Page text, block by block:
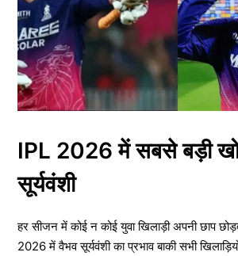
IPL 2026 में सबसे बड़ी
सूर्यवंशी
हर सीजन में कोई न कोई युवा खिलाड़ी अपनी छाप
2026 में वैभव सूर्यवंशी का प्रभाव बाकी सभी